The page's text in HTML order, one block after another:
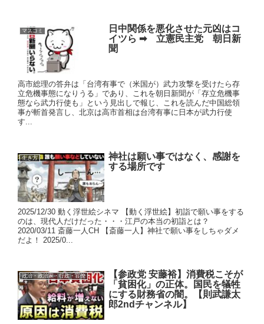
マスコミ
日中関係を悪化させた元凶はコ
イツら ➡ 立憲民主党 朝日新
聞
高市総理の答弁は「台湾有事で（米国が）武力攻撃を受けたら存
立危機事態になりうる」であり、これを朝日新聞が「存立危機事
態なら武力行使も」という見出しで報じ、これを読んだ中国総領
事が斬首発言し、北京は高市首相は台湾有事に日本が武力行使
す...
生き方
神社は願い事ではなく、感謝を
する場所です
2025/12/30 動く浮世絵シネマ 【動く浮世絵】初詣で願い事をする
のは、現代人だけだった・・・江戸の本当の初詣とは？
2020/03/11 斎藤一人CH 【斎藤一人】神社で願い事をしちゃダメ
だよ！ 2025/0...
政治・政治家・行政・官僚
【参政党 安藤裕】消費税こそが
「貧困化」の正体。国民を犠牲
にする財務省の闇。【則武謙太
郎2ndチャンネル】